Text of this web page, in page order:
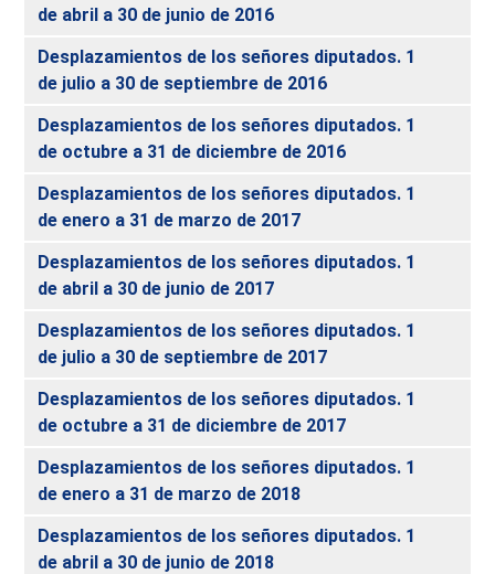
de abril a 30 de junio de 2016
Desplazamientos de los señores diputados. 1
de julio a 30 de septiembre de 2016
Desplazamientos de los señores diputados. 1
de octubre a 31 de diciembre de 2016
Desplazamientos de los señores diputados. 1
de enero a 31 de marzo de 2017
Desplazamientos de los señores diputados. 1
de abril a 30 de junio de 2017
Desplazamientos de los señores diputados. 1
de julio a 30 de septiembre de 2017
Desplazamientos de los señores diputados. 1
de octubre a 31 de diciembre de 2017
Desplazamientos de los señores diputados. 1
de enero a 31 de marzo de 2018
Desplazamientos de los señores diputados. 1
de abril a 30 de junio de 2018